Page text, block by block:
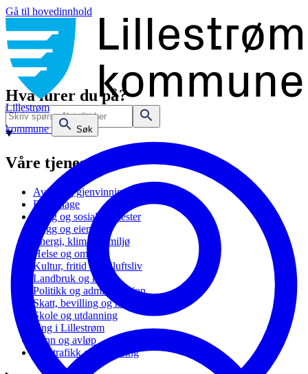
Gå til hovedinnhold
Lillestrøm
kommune
Søk
Hva lurer du på?
Våre tjenester
Avfall og gjenvinning
Barnehage
Bolig og sosiale tjenester
Bygg og eiendom
Energi, klima og miljø
Helse og omsorg
Kultur, fritid og friluftsliv
Landbruk og natur
Politikk og administrasjon
Skatt, bevilling og næring
Skole og utdanning
Ung i Lillestrøm
Vann og avløp
Vei, trafikk og parkering